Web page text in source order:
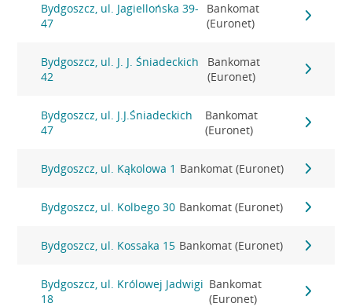
Bydgoszcz, ul. Jagiellońska 39-
47
Bankomat
(Euronet)
Bydgoszcz, ul. J. J. Śniadeckich
42
Bankomat
(Euronet)
Bydgoszcz, ul. J.J.Śniadeckich
47
Bankomat
(Euronet)
Bydgoszcz, ul. Kąkolowa 1 Bankomat (Euronet)
Bydgoszcz, ul. Kolbego 30 Bankomat (Euronet)
Bydgoszcz, ul. Kossaka 15 Bankomat (Euronet)
Bydgoszcz, ul. Królowej Jadwigi
18
Bankomat
(Euronet)